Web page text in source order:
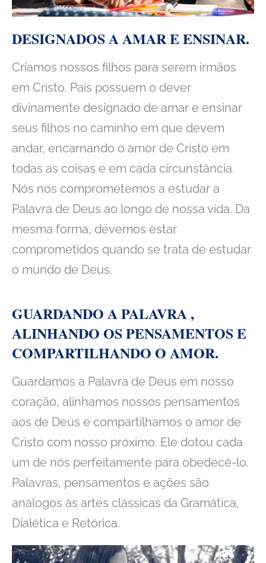
DESIGNADOS A AMAR E ENSINAR.
Criamos nossos filhos para serem irmãos
em Cristo. Pais possuem o dever
divinamente designado de amar e ensinar
seus filhos no caminho em que devem
andar, encarnando o amor de Cristo em
todas as coisas e em cada circunstância.
Nós nos comprometemos a estudar a
Palavra de Deus ao longo de nossa vida. Da
mesma forma, devemos estar
comprometidos quando se trata de estudar
o mundo de Deus.
GUARDANDO A PALAVRA ,
ALINHANDO OS PENSAMENTOS E
COMPARTILHANDO O AMOR.
Guardamos a Palavra de Deus em nosso
coração, alinhamos nossos pensamentos
aos de Deus e compartilhamos o amor de
Cristo com nosso próximo. Ele dotou cada
um de nós perfeitamente para obedecê-lo.
Palavras, pensamentos e ações são
análogos às artes clássicas da Gramática,
Dialética e Retórica.